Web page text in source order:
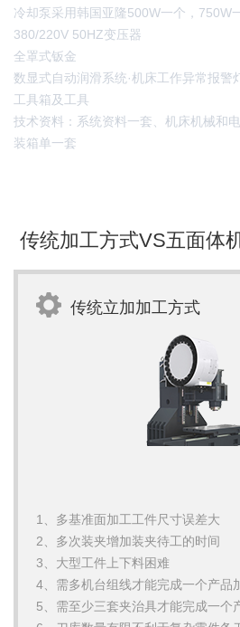
冷却泵采用韩国亚隆500W一个，750W
380/220V 50HZ变压器
全罩式钣金
数显式自动润滑系统·机床工作异常报警
工具箱及工具
技术资料：系统资料一套、机床机械和
装箱单一套
传统加工方式VS五面体
传统立加加工方式
1、多基准面加工工件尺寸误差大
2、多次装夹增加装夹待工的时间
3、大型工件上下料困难
4、需多机台组线才能完成一个产品
5、需至少三套夹治具才能完成一个